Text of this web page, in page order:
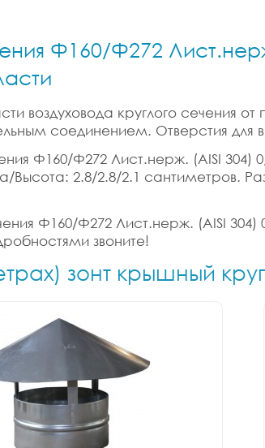
Ф160/Ф272
воздуховода круглого сечения
соединением. Отверстия для
Ф160/Ф272 Лист.нерж. (AISI 304)
2.8/2.8/2.1 сантиметров.
Ф160/Ф272 Лист.нерж. (AISI 304)
звоните!
зонт крышный